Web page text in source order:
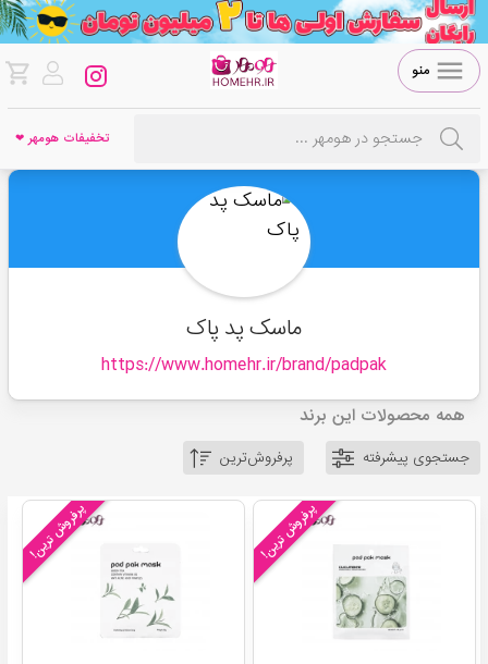
منو
تخفیفات هومهر ❤
ماسک پد پاک
https://www.homehr.ir/brand/padpak
همه محصولات این برند
جستجوی پیشرفته پرفروش‌ترین
پرفروش ترین! پرفروش ترین!